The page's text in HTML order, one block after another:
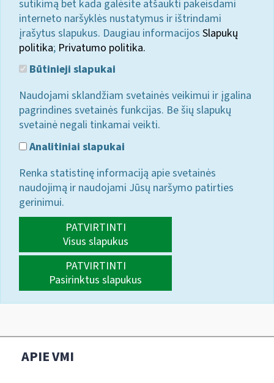
sutikimą bet kada galėsite atšaukti pakeisdami
interneto naršyklės nustatymus ir ištrindami
įrašytus slapukus. Daugiau informacijos Slapukų
politika; Privatumo politika.
Būtinieji slapukai
Naudojami sklandžiam svetainės veikimui ir įgalina
pagrindines svetainės funkcijas. Be šių slapukų
svetainė negali tinkamai veikti.
Analitiniai slapukai
Renka statistinę informaciją apie svetainės
naudojimą ir naudojami Jūsų naršymo patirties
gerinimui.
PATVIRTINTI
Visus slapukus
PATVIRTINTI
Pasirinktus slapukus
APIE VMI